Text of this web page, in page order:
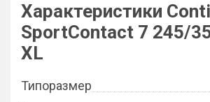
Характеристики
SportContact 7 245/
XL
Типоразмер